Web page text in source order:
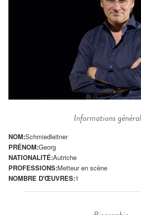
Informations
NOM:Schmiedleitner
PRÉNOM:Georg
NATIONALITÉ:Autriche
PROFESSIONS:Metteur en scène
NOMBRE D'ŒUVRES:1